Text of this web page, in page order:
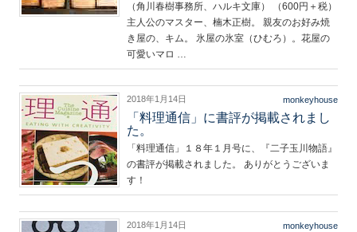
（角川春樹事務所、ハルキ文庫） （600円＋税）
主人公のマスター、楠木正樹。 親友のお好み焼
き屋の、キム。 氷屋の氷室（ひむろ）。花屋の
可愛いマロ …
2018年1月14日 monkeyhouse
「料理通信」に書評が掲載されまし
た。
「料理通信」１８年１月号に、『二子玉川物語』
の書評が掲載されました。 ありがとうございま
す！
2018年1月14日 monkeyhouse